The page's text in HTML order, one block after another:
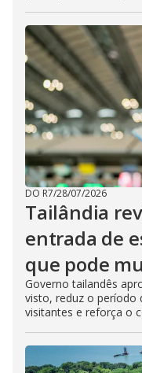
DO R7/28/07/2026
Tailândia
entrada de
que pode
Governo tailandês
visto, reduz o período
visitantes e reforça o